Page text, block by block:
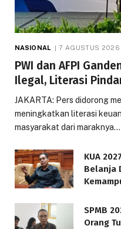
NASIONAL 7 AGUSTUS 2026
PWI dan AFPI
Ilegal, Literasi
JAKARTA: Pers didorong
meningkatkan literasi
masyarakat dari maraknya…
KUA
Belanja
SPMB
Orang